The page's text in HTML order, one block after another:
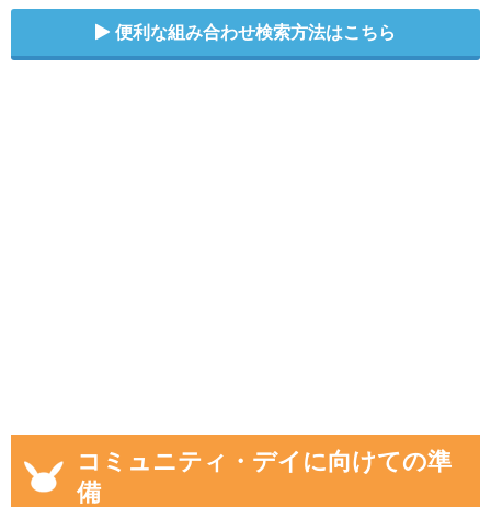
便利な組み合わせ検索方法はこちら
コミュニティ・デイに向けての準
備